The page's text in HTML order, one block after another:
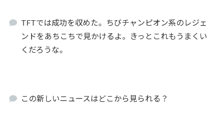
TFTでは成功を収めた。ちびチャンピオン系のレジェ
ンドをあちこちで見かけるよ。きっとこれもうまくい
くだろうな。
この新しいニュースはどこから見られる？